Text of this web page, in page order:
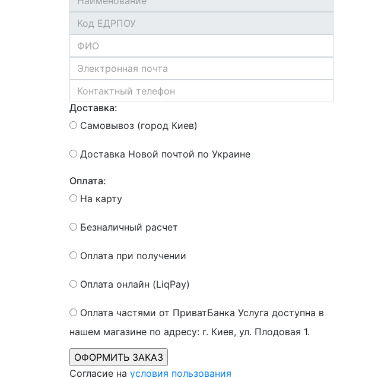
Доставка:
Самовывоз (город Киев)
Доставка Новой почтой по Украине
Оплата:
На карту
Безналичный расчет
Оплата при получении
Оплата онлайн (LiqPay)
Оплата частями от ПриватБанка Услуга доступна в
нашем магазине по адресу: г. Киев, ул. Плодовая 1.
Согласие на условия пользования